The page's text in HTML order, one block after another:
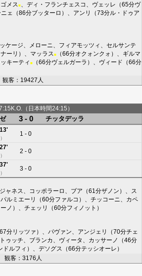
ゴメス ■ ディ・フランチェスコ ヴェッレ （65分ヴ
ェ （86分ブッターロ ）、 アンリ （73分ル・ドゥア
ケージ メローニ フィアモッツィ
セルサンテ
ーリ ）、 マッラス ■ （66分オクォンクォ ）、 ギルマ
キーティ ■ （66分ヴェルガーラ ）、 ヴィード （66分
観客：19427人
（日本時間24:15）
3 - 0 チッタデッラ
13'
）
1 - 0
27'
）
2 - 0
37'
）
3 - 0
ャネス コッポラーロ ブア （61分ザノン ）、
ス
パルミエーリ （60分ファルコ ）、 チッコーニ
カペ
ノ ）、 チェッリ （60分フィノット ）
67分リッツァ ）、 パヴァン アンジェリ （70分チェ
ゥッチ ブランカ ヴィータ カッサーノ
（46分
ドルフィ ）、 デソグス （66分テッシオーレ ）
観客：3176人